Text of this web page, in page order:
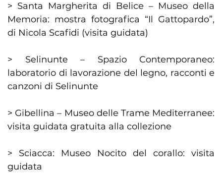
> Santa Margherita di Belice – Museo della
Memoria: mostra fotografica “Il Gattopardo”,
di Nicola Scafidi (visita guidata)
> Selinunte – Spazio Contemporaneo:
laboratorio di lavorazione del legno, racconti e
canzoni di Selinunte
> Gibellina – Museo delle Trame Mediterranee:
visita guidata gratuita alla collezione
> Sciacca: Museo Nocito del corallo: visita
guidata